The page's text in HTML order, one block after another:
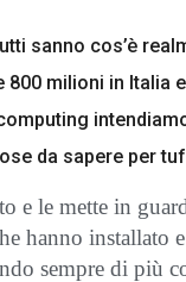
sanno cos’è
milioni in Italia
da sapere per
e le mette in
hanno installato
sempre di più